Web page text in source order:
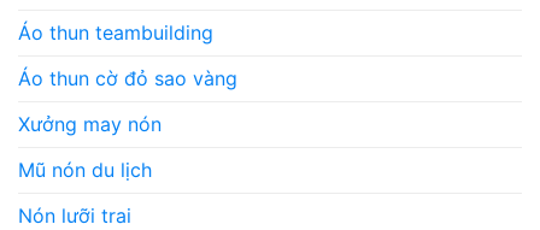
Áo thun teambuilding
Áo thun cờ đỏ sao vàng
Xưởng may nón
Mũ nón du lịch
Nón lưỡi trai